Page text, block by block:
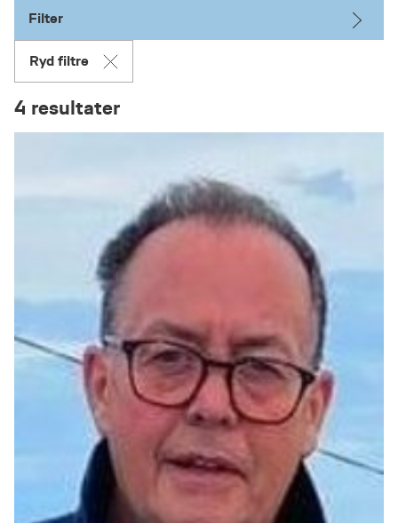
Filter
Ryd filtre
4 resultater